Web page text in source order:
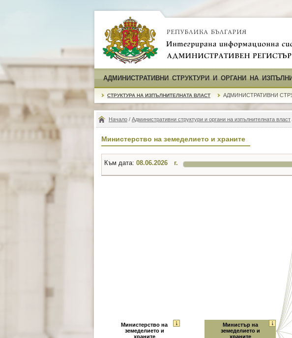
АДМИНИСТРАТИВНИ СТРУКТУРИ И ОРГАНИ НА
СТРУКТУРА НА ИЗПЪЛНИТЕЛНАТА ВЛАСТ АДМИНИСТРАТИВНИ
Начало / Административни структури и органи на изпълнителната власт
Министерство на земеделието и храните
Към дата: г.
Министерство на
земеделието и
храните
Министър на
земеделието и
храните